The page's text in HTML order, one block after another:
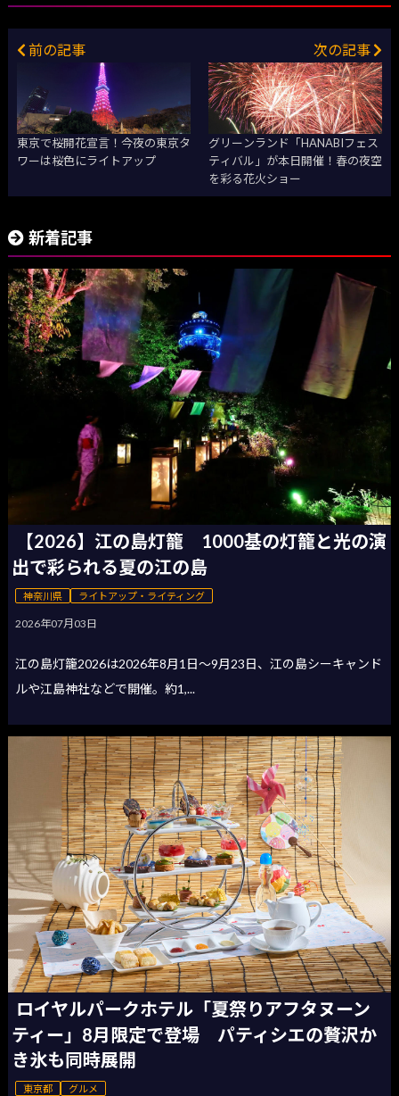
前の記事
東京で桜開花宣言！今夜の東京タ
ワーは桜色にライトアップ
次の記事
グリーンランド「HANABIフェス
ティバル」が本日開催！春の夜空
を彩る花火ショー
新着記事
【2026】江の島灯籠 1000基の灯籠と光の演
出で彩られる夏の江の島
神奈川県 ライトアップ・ライティング
2026年07月03日
江の島灯籠2026は2026年8月1日〜9月23日、江の島シーキャンド
ルや江島神社などで開催。約1,...
ロイヤルパークホテル「夏祭りアフタヌーン
ティー」8月限定で登場 パティシエの贅沢か
き氷も同時展開
東京都 グルメ